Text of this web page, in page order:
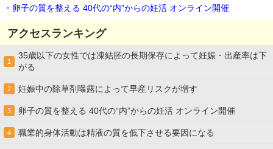
・卵子の質を整える 40代の“内”からの妊活 オンライン開催
アクセスランキング
1
35歳以下の女性では凍結胚の長期保存によって妊娠・出産率は下
がる
2 妊娠中の除草剤曝露によって早産リスクが増す
3 卵子の質を整える 40代の“内”からの妊活 オンライン開催
4 職業的身体活動は精液の質を低下させる要因になる